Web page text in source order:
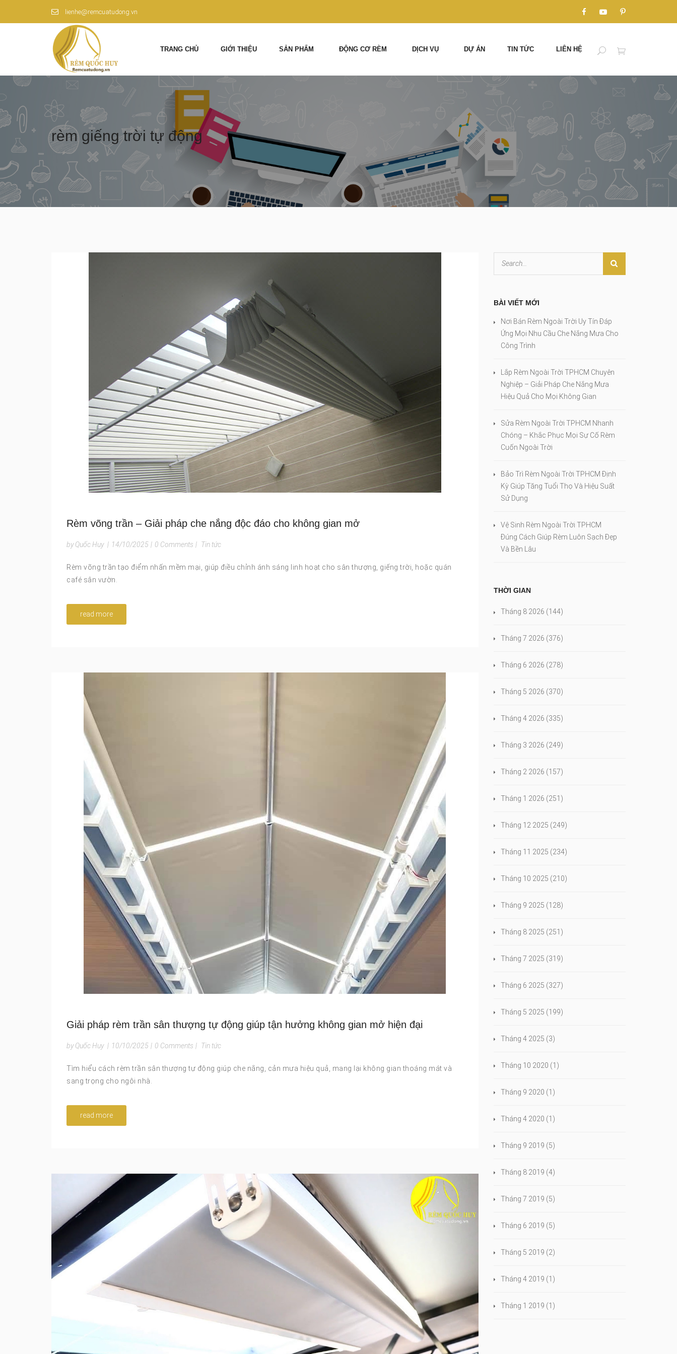
lienhe@remcuatudong.vn
TRANG CHỦ GIỚI THIỆU SẢN PHẨM ĐỘNG CƠ RÈM DỊCH VỤ DỰ ÁN TIN TỨC LIÊN HỆ
rèm giếng trời tự động
Rèm võng trần – Giải pháp che nắng độc đáo cho không gian mở
by Quốc Huy | 14/10/2025 | 0 Comments | Tin tức
Rèm võng trần tạo điểm nhấn mềm mại, giúp điều chỉnh ánh sáng linh hoạt cho sân thượng, giếng trời, hoặc quán
café sân vườn.
read more
Giải pháp rèm trần sân thượng tự động giúp tận hưởng không gian mở hiện đại
by Quốc Huy | 10/10/2025 | 0 Comments | Tin tức
Tìm hiểu cách rèm trần sân thượng tự động giúp che nắng, cản mưa hiệu quả, mang lại không gian thoáng mát và
sang trọng cho ngôi nhà.
read more
BÀI VIẾT MỚI
Nơi Bán Rèm Ngoài Trời Uy Tín Đáp
Ứng Mọi Nhu Cầu Che Nắng Mưa Cho
Công Trình
Lắp Rèm Ngoài Trời TPHCM Chuyên
Nghiệp – Giải Pháp Che Nắng Mưa
Hiệu Quả Cho Mọi Không Gian
Sửa Rèm Ngoài Trời TPHCM Nhanh
Chóng – Khắc Phục Mọi Sự Cố Rèm
Cuốn Ngoài Trời
Bảo Trì Rèm Ngoài Trời TPHCM Định
Kỳ Giúp Tăng Tuổi Thọ Và Hiệu Suất
Sử Dụng
Vệ Sinh Rèm Ngoài Trời TPHCM
Đúng Cách Giúp Rèm Luôn Sạch Đẹp
Và Bền Lâu
THỜI GIAN
Tháng 8 2026 (144)
Tháng 7 2026 (376)
Tháng 6 2026 (278)
Tháng 5 2026 (370)
Tháng 4 2026 (335)
Tháng 3 2026 (249)
Tháng 2 2026 (157)
Tháng 1 2026 (251)
Tháng 12 2025 (249)
Tháng 11 2025 (234)
Tháng 10 2025 (210)
Tháng 9 2025 (128)
Tháng 8 2025 (251)
Tháng 7 2025 (319)
Tháng 6 2025 (327)
Tháng 5 2025 (199)
Tháng 4 2025 (3)
Tháng 10 2020 (1)
Tháng 9 2020 (1)
Tháng 4 2020 (1)
Tháng 9 2019 (5)
Tháng 8 2019 (4)
Tháng 7 2019 (5)
Tháng 6 2019 (5)
Tháng 5 2019 (2)
Tháng 4 2019 (1)
Tháng 1 2019 (1)